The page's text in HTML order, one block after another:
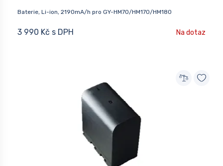
Baterie, Li-ion, 2190mA/h pro GY-HM70/HM170/HM180
3 990 Kč s DPH Na dotaz